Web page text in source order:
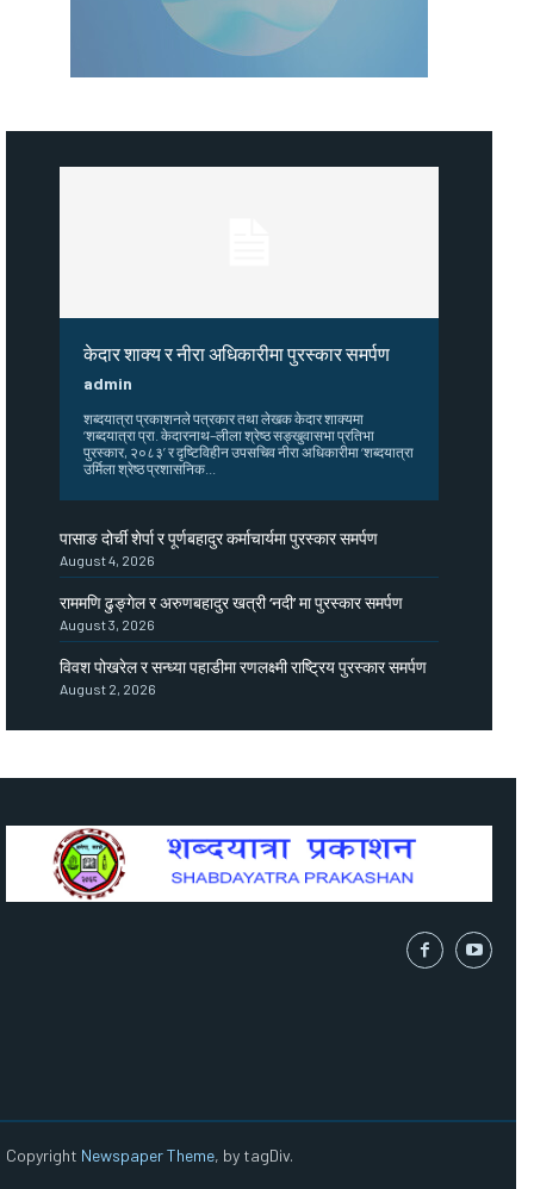
केदार शाक्य र नीरा अधिकारीमा पुरस्कार समर्पण
admin
शब्दयात्रा प्रकाशनले पत्रकार तथा लेखक केदार शाक्यमा
‘शब्दयात्रा प्रा. केदारनाथ–लीला श्रेष्ठ सङ्खुवासभा प्रतिभा
पुरस्कार, २०८३’ र दृष्टिविहीन उपसचिव नीरा अधिकारीमा ‘शब्दयात्रा
उर्मिला श्रेष्ठ प्रशासनिक...
पासाङ दोर्ची शेर्पा र पूर्णबहादुर कर्माचार्यमा पुरस्कार समर्पण
August 4, 2026
राममणि ढुङ्गेल र अरुणबहादुर खत्री ‘नदी’ मा पुरस्कार समर्पण
August 3, 2026
विवश पोखरेल र सन्ध्या पहाडीमा रणलक्ष्मी राष्ट्रिय पुरस्कार समर्पण
August 2, 2026
Copyright Newspaper Theme, by tagDiv.